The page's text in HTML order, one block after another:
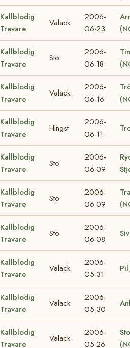
Kallblodig
Travare
Valack
2006-
06-23
Kallblodig
Travare
Sto
2006-
06-18
Kallblodig
Travare
Valack
2006-
06-16
Kallblodig
Travare
Hingst
2006-
06-11
Kallblodig
Travare
Sto
2006-
06-09
Kallblodig
Travare
Sto
2006-
06-09
Kallblodig
Travare
Sto
2006-
06-08
Kallblodig
Travare
Valack
2006-
05-31
Pil
Kallblodig
Travare
Valack
2006-
05-30
Kallblodig
Travare
Valack
2006-
05-26